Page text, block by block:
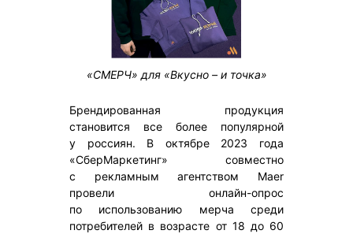
«СМЕРЧ» для «Вкусно – и точка»
Брендированная продукция
становится все более популярной
у россиян. В октябре 2023 года
«СберМаркетинг» совместно
с рекламным агентством Maer
провели онлайн-опрос
по использованию мерча среди
потребителей в возрасте от 18 до 60